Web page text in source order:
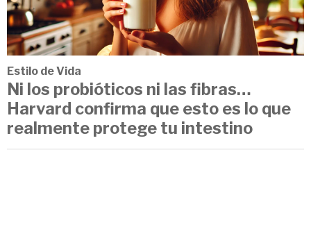
Estilo de Vida
Ni los probióticos ni las fibras…
Harvard confirma que esto es lo que
realmente protege tu intestino